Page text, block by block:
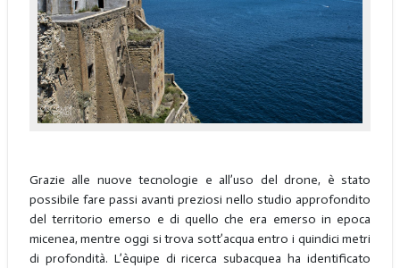
Grazie alle nuove tecnologie e all’uso del drone, è stato
possibile fare passi avanti preziosi nello studio approfondito
del territorio emerso e di quello che era emerso in epoca
micenea, mentre oggi si trova sott’acqua entro i quindici metri
di profondità. L’èquipe di ricerca subacquea ha identificato